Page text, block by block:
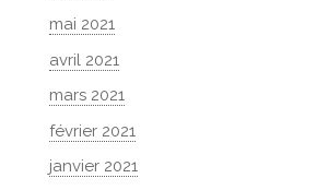
mai 2021
avril 2021
mars 2021
février 2021
janvier 2021